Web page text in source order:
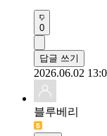
0
답글 쓰기
2026.06.02
블루베리